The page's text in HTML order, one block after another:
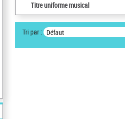
Titre uniforme musical
Tri par : Défaut